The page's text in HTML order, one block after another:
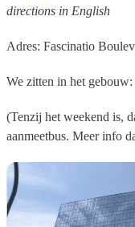
directions in English
Adres: Fascinatio
We zitten in het
(Tenzij het weekend is,
aanmeetbus. Meer info